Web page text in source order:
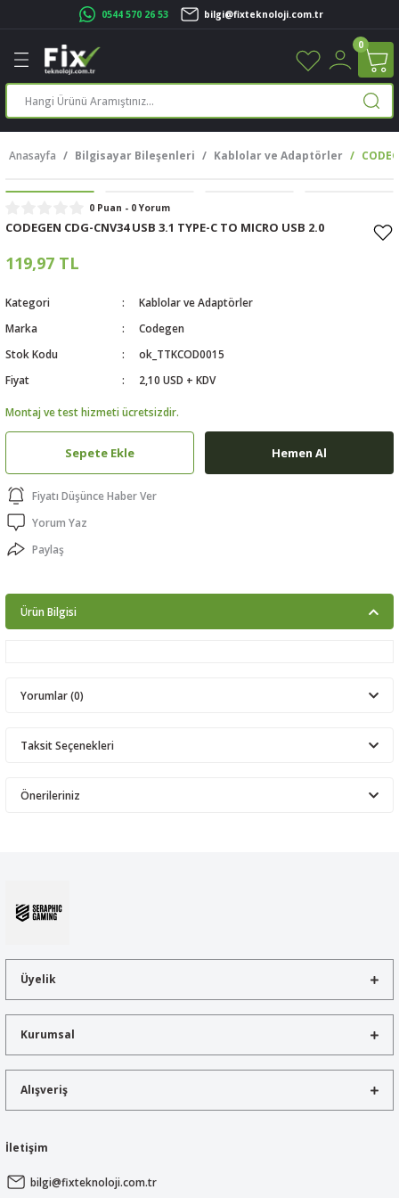
0544 570 26 53 bilgi@fixteknoloji.com.tr
Geri Dön
Geri Dön
Geri Dön
Yazıcı
Geri Dön
Geri Dön
Geri Dön
Geri Dön
Geri Dön
0
Anasayfa Bilgisayar Bileşenleri Kablolar ve Adaptörler
0 Puan - 0 Yorum
CODEGEN CDG-CNV34 USB 3.1 TYPE-C TO MICRO USB 2.0
119,97 TL
Kategori
Kablolar ve Adaptörler
Marka
Codegen
Stok Kodu
ok_TTKCOD0015
Fiyat
2,10 USD + KDV
Montaj ve test hizmeti ücretsizdir.
Sepete Ekle Hemen Al
Fiyatı Düşünce Haber Ver
Yorum Yaz
Paylaş
Ürün Bilgisi
Yorumlar (0)
Taksit Seçenekleri
Önerileriniz
Ürün açıklamasında eksik bilgiler bulunuyor.
Ürün fiyatı diğer sitelerden daha pahalı.
Bu ürüne benzer farklı alternatifler olmalı.
Üyelik
Kurumsal
Alışveriş
İletişim
bilgi@fixteknoloji.com.tr